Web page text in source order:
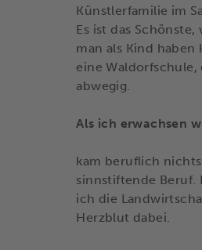
Künstlerfamilie im
Es ist das Schönste,
man als Kind
eine
abwegig.
Als ich erwachsen
kam beruflich
sinnstiftende Beruf.
ich die
Herzblut dabei.